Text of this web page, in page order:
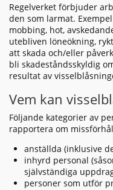
Regelverket förbjuder
den som larmat.
mobbing, hot,
utebliven löneökning,
att skada och/eller
bli skadeståndsskyldig
resultat av
Vem kan
Följande kategorier av
rapportera om
anställda (inklusive
inhyrd personal
självständiga
personer som utför